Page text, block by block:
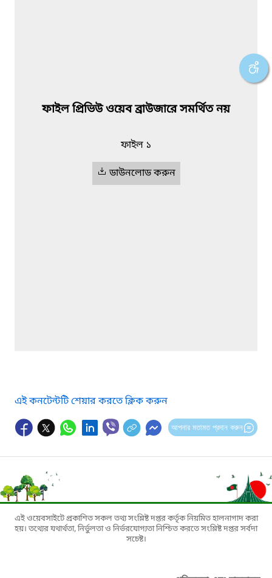
ফাইল প্রিভিউ ওয়েব ব্রাউজারে সমর্থিত নয়
ফাইল ১
ডাউনলোড করুন
এই কনটেন্টটি শেয়ার করতে ক্লিক করুন
আপনার মতামত প্রদান করুন
এই ওয়েবসাইটে প্রকাশিত সকল তথ্য সংশ্লিষ্ট দপ্তর কর্তৃক নিয়মিত হালনাগাদ করা
হয়। তথ্যের যথার্থতা, নির্ভুলতা ও নির্ভরযোগ্যতা নিশ্চিত করতে সংশ্লিষ্ট দপ্তর সর্বদা
সচেষ্ট।